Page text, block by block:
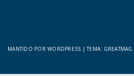
MANTIDO POR WORDPRESS |TEMA: GREATMAG